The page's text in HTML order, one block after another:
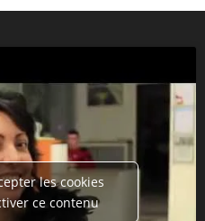
les cookies
ce contenu